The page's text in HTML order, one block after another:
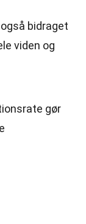
bidraget
viden og
gør